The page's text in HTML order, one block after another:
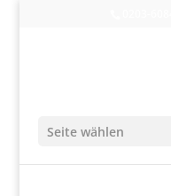
Seite wählen